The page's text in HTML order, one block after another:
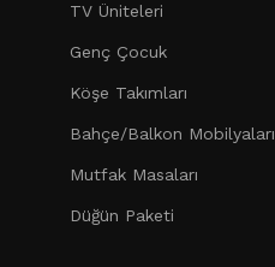
TV Üniteleri
Genç Çocuk
Köşe Takımları
Bahçe/Balkon Mobilyaları
Mutfak Masaları
Düğün Paketi